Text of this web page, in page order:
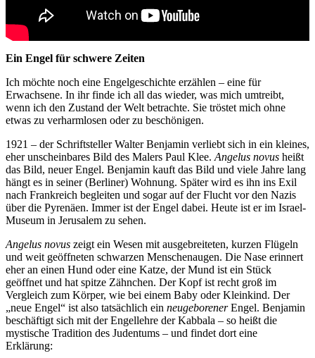
Ein Engel für schwere Zeiten
Ich möchte noch eine Engelgeschichte erzählen – eine für
Erwachsene. In ihr finde ich all das wieder, was mich umtreibt,
wenn ich den Zustand der Welt betrachte. Sie tröstet mich ohne
etwas zu verharmlosen oder zu beschönigen.
1921 – der Schriftsteller Walter Benjamin verliebt sich in ein kleines,
eher unscheinbares Bild des Malers Paul Klee. Angelus novus heißt
das Bild, neuer Engel. Benjamin kauft das Bild und viele Jahre lang
hängt es in seiner (Berliner) Wohnung. Später wird es ihn ins Exil
nach Frankreich begleiten und sogar auf der Flucht vor den Nazis
über die Pyrenäen. Immer ist der Engel dabei. Heute ist er im Israel-
Museum in Jerusalem zu sehen.
Angelus novus zeigt ein Wesen mit ausgebreiteten, kurzen Flügeln
und weit geöffneten schwarzen Menschenaugen. Die Nase erinnert
eher an einen Hund oder eine Katze, der Mund ist ein Stück
geöffnet und hat spitze Zähnchen. Der Kopf ist recht groß im
Vergleich zum Körper, wie bei einem Baby oder Kleinkind. Der
„neue Engel“ ist also tatsächlich ein neugeborenerEngel. Benjamin
beschäftigt sich mit der Engellehre der Kabbala – so heißt die
mystische Tradition des Judentums – und findet dort eine
Erklärung: